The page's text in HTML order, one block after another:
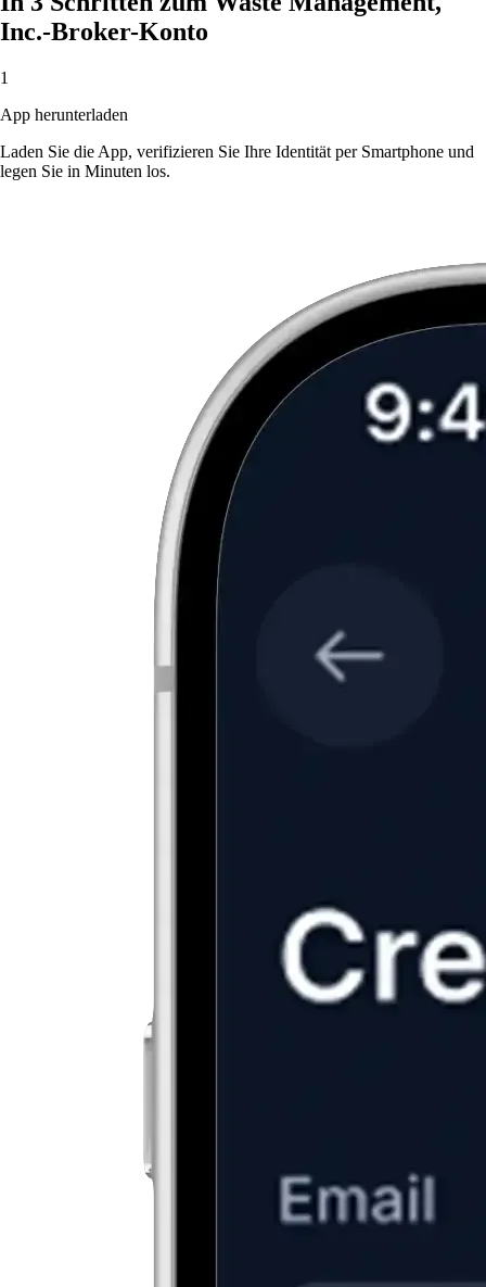
Inc.-Broker-Konto
1
App herunterladen
Laden Sie die App, verifizieren Sie Ihre Identität per Smartphone und
legen Sie in Minuten los.